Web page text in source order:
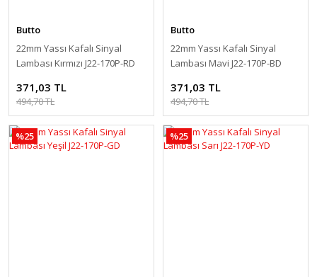
Butto
22mm Yassı Kafalı Sinyal
Lambası Kırmızı J22-170P-RD
371,03 TL
494,70 TL
Butto
22mm Yassı Kafalı Sinyal
Lambası Mavi J22-170P-BD
371,03 TL
494,70 TL
%25 %25